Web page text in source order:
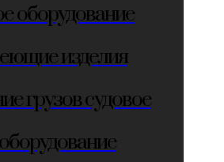
оборудование
изделия
грузов судовое